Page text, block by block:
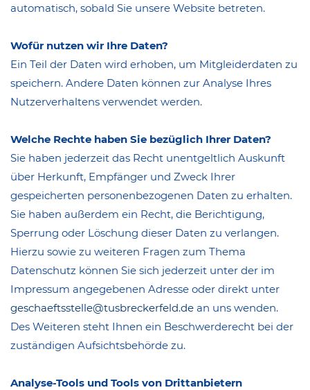
automatisch, sobald Sie unsere Website betreten.
Wofür nutzen wir Ihre Daten?
Ein Teil der Daten wird erhoben, um Mitgleiderdaten zu
speichern. Andere Daten können zur Analyse Ihres
Nutzerverhaltens verwendet werden.
Welche Rechte haben Sie bezüglich Ihrer Daten?
Sie haben jederzeit das Recht unentgeltlich Auskunft
über Herkunft, Empfänger und Zweck Ihrer
gespeicherten personenbezogenen Daten zu erhalten.
Sie haben außerdem ein Recht, die Berichtigung,
Sperrung oder Löschung dieser Daten zu verlangen.
Hierzu sowie zu weiteren Fragen zum Thema
Datenschutz können Sie sich jederzeit unter der im
Impressum angegebenen Adresse oder direkt unter
geschaeftsstelle@tusbreckerfeld.de an uns wenden.
Des Weiteren steht Ihnen ein Beschwerderecht bei der
zuständigen Aufsichtsbehörde zu.
Analyse-Tools und Tools von Drittanbietern